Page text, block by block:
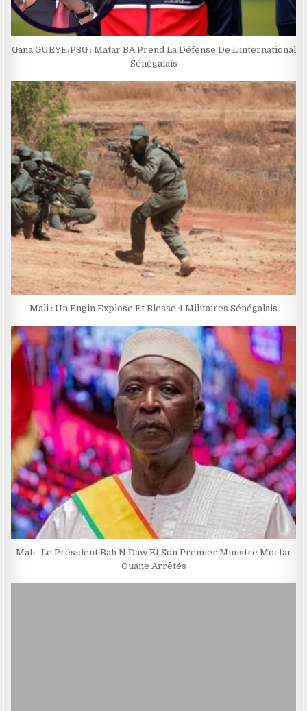
Gana GUEYE/PSG : Matar BA Prend La Défense De L’international
Sénégalais
Mali : Un Engin Explose Et Blesse 4 Militaires Sénégalais
Mali : Le Président Bah N’Daw Et Son Premier Ministre Moctar
Ouane Arrêtés